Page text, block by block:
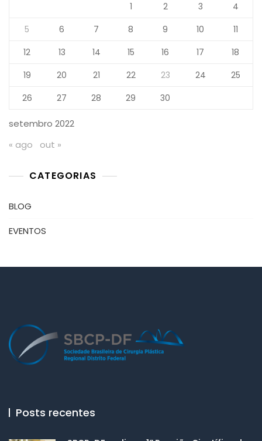
setembro 2022
1 2 3
4
5
6 7 8 9 10
11
12
13 14 15 16 17
18
19
20 21 22 23 24
25
26
27 28 29 30
« ago out »
CATEGORIAS
BLOG
EVENTOS
Posts recentes